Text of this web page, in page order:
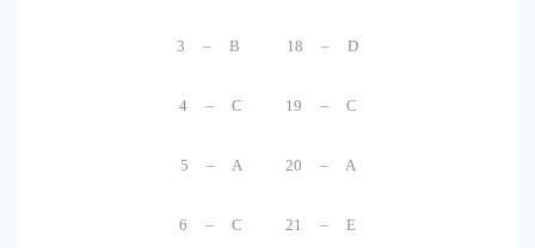
3 – B 18 – D
4 – C 19 – C
5 – A 20 – A
6 – C 21 – E